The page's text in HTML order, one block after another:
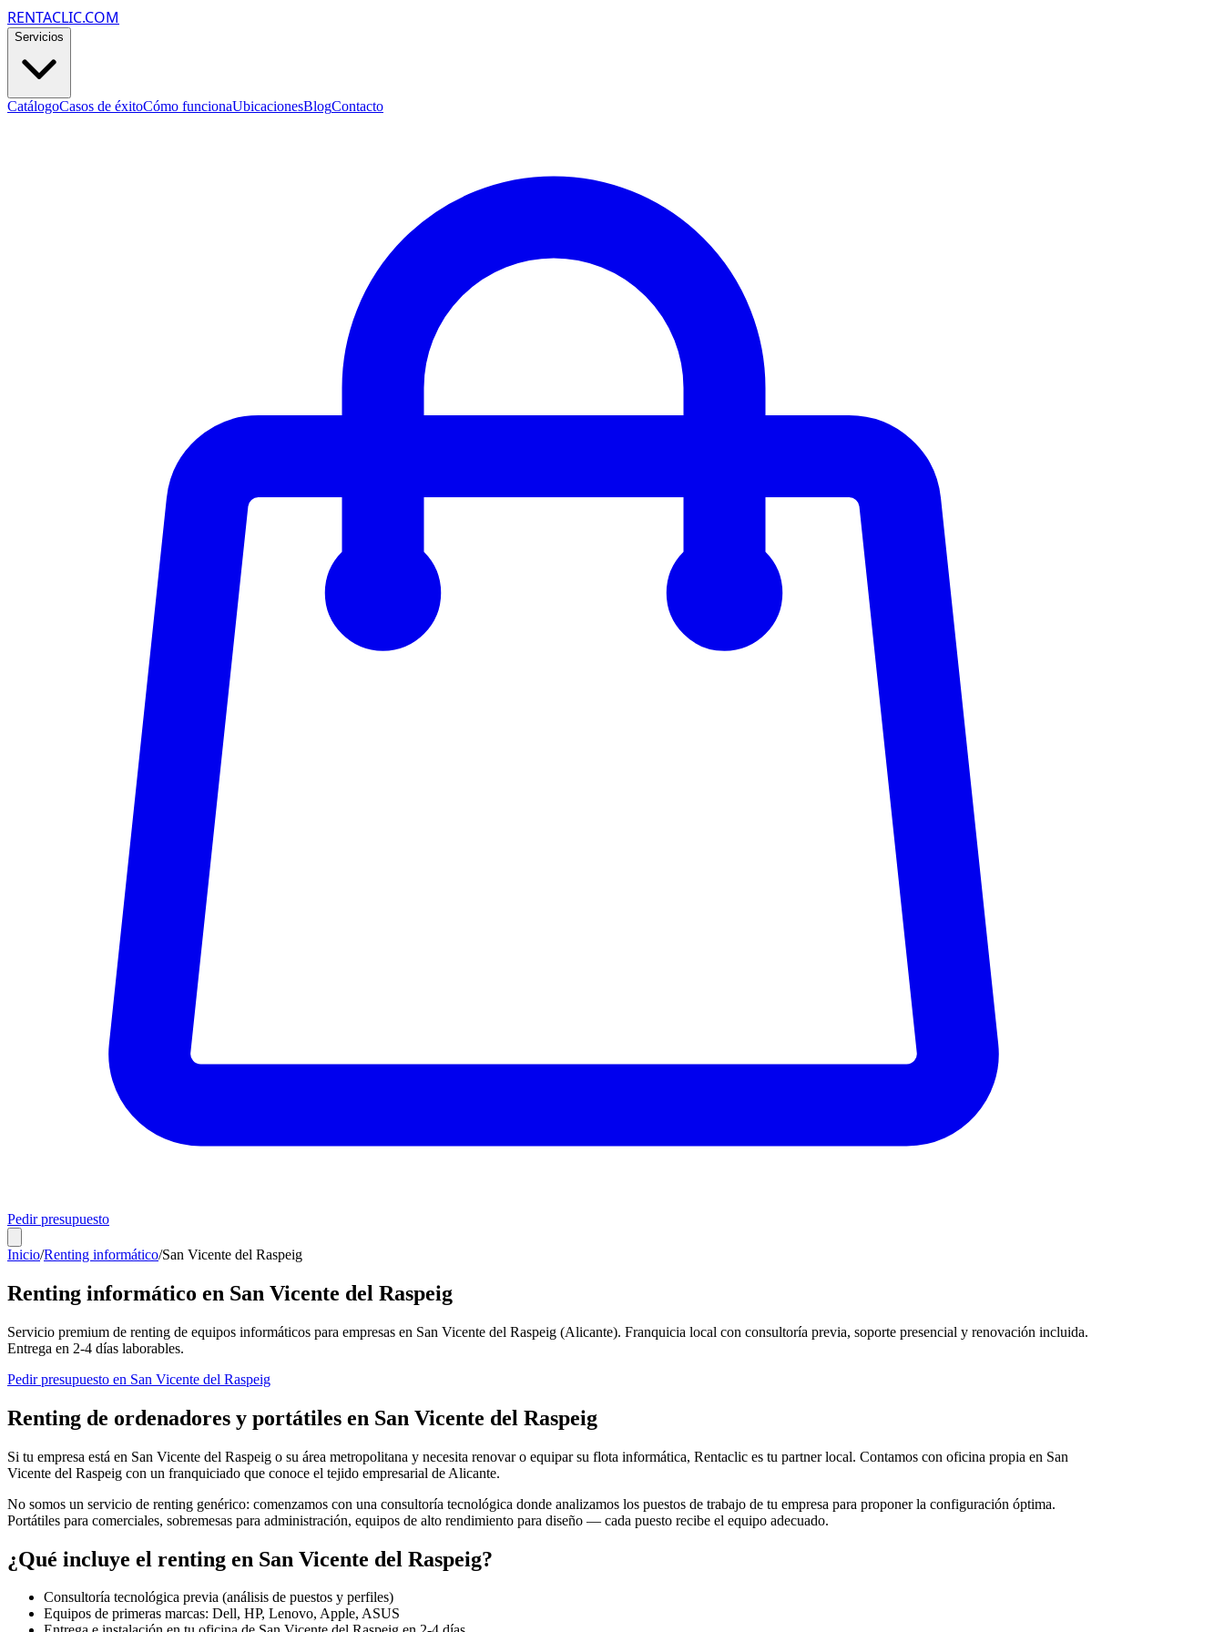
RENTACLIC.COM
Servicios
CatálogoCasos de éxitoCómo funcionaUbicacionesBlogContacto
Pedir presupuesto
Inicio/Renting informático/San Vicente del Raspeig
Renting informático en San Vicente del Raspeig
Servicio premium de renting de equipos informáticos para empresas en San Vicente del Raspeig (Alicante). Franquicia local con consultoría previa, soporte presencial y renovación incluida.
Entrega en 2-4 días laborables.
Pedir presupuesto en San Vicente del Raspeig
Renting de ordenadores y portátiles en San Vicente del Raspeig
Si tu empresa está en San Vicente del Raspeig o su área metropolitana y necesita renovar o equipar su flota informática, Rentaclic es tu partner local. Contamos con oficina propia en San
Vicente del Raspeig con un franquiciado que conoce el tejido empresarial de Alicante.
No somos un servicio de renting genérico: comenzamos con una consultoría tecnológica donde analizamos los puestos de trabajo de tu empresa para proponer la configuración óptima.
Portátiles para comerciales, sobremesas para administración, equipos de alto rendimiento para diseño — cada puesto recibe el equipo adecuado.
¿Qué incluye el renting en San Vicente del Raspeig?
Consultoría tecnológica previa (análisis de puestos y perfiles)
Equipos de primeras marcas: Dell, HP, Lenovo, Apple, ASUS